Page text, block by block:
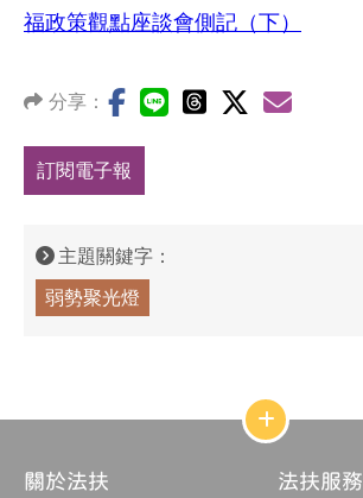
福政策觀點座談會側記（下）
分享：
訂閱電子報
主題關鍵字：
弱勢聚光燈
網
站
結
構
關於法扶 法扶服務